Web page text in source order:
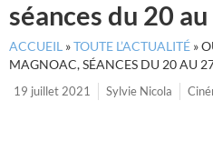
séances du 20
ACCUEIL »TOUTE L’ACTUALITÉ »
MAGNOAC, SÉANCES DU 20 AU
19 juillet 2021
Sylvie Nicola